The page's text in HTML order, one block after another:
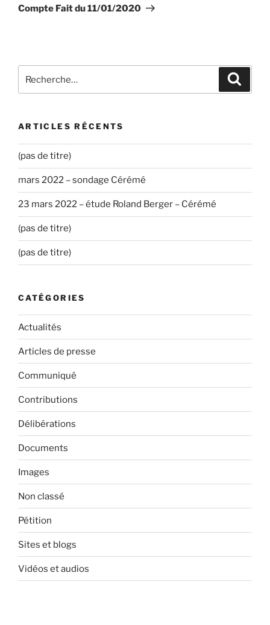
Compte Fait du 11/01/2020
pour
ARTICLES RÉCENTS
(pas de titre)
mars 2022 – sondage Cérémé
23 mars 2022 – étude Roland Berger – Cérémé
(pas de titre)
(pas de titre)
CATÉGORIES
Actualités
Articles de presse
Communiqué
Contributions
Délibérations
Documents
Images
Non classé
Pétition
Sites et blogs
Vidéos et audios